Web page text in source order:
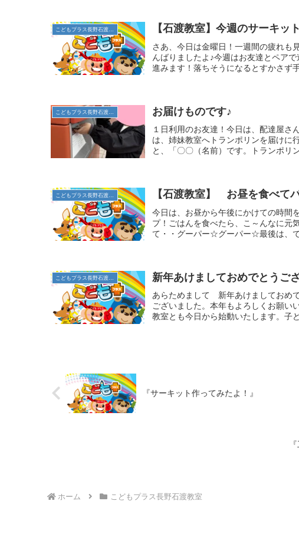
【石渡教室】今週のサーキッ
さあ、今日は金曜日！一週間の疲れ
んばりましたよ♪今週はお友達とペア
進みます！落ちそうになるとすかさず
こどもプラス長野石渡教室 お届けものです♪
１日利用のお友達！今日は、配達屋さ
は、姉妹教室へトランポリンを届けに
と、「〇〇（名前）です。トランポリ
【石渡教室】 お昼を食べて
今日は、お昼から午後にかけての時間
プ！ごはんを食べたら、こ～んなに元
て・・グーパー☆グーパー☆最後は、
こどもプラス長野石渡教室 新年あけましておめでとうご
あらためまして 新年あけましておめ
ございました。本年もよろしくお願
教室とも今日から始動いたします。子
『サーキット作ってみたよ！』
ホーム こどもプラス長野石渡教室